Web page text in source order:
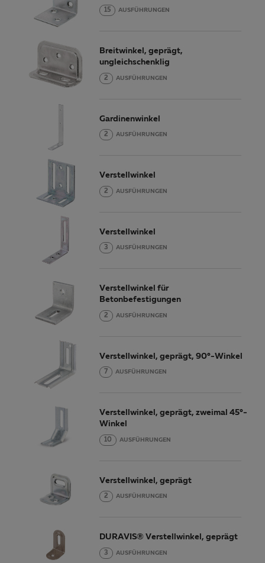
15 AUSFÜHRUNGEN
Breitwinkel, geprägt,
ungleichschenklig
2 AUSFÜHRUNGEN
Gardinenwinkel
2 AUSFÜHRUNGEN
Verstellwinkel
2 AUSFÜHRUNGEN
Verstellwinkel
3 AUSFÜHRUNGEN
Verstellwinkel für
Betonbefestigungen
2 AUSFÜHRUNGEN
Verstellwinkel, geprägt, 90°-Winkel
7 AUSFÜHRUNGEN
Verstellwinkel, geprägt, zweimal 45°-
Winkel
10 AUSFÜHRUNGEN
Verstellwinkel, geprägt
2 AUSFÜHRUNGEN
DURAVIS® Verstellwinkel, geprägt
3 AUSFÜHRUNGEN